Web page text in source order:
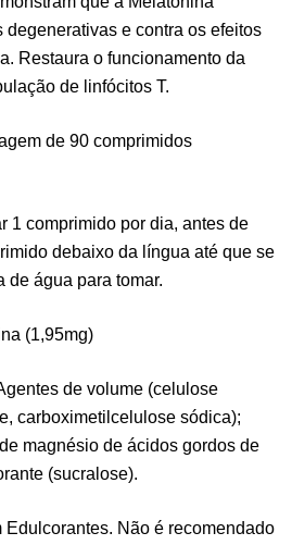
degenerativas e contra os efeitos
Restaura o funcionamento da
de linfócitos T.
de 90 comprimidos
1 comprimido por dia, antes de
debaixo da língua até que se
de água para tomar.
(1,95mg)
de volume (celulose
carboximetilcelulose sódica);
magnésio de ácidos gordos de
(sucralose).
Edulcorantes. Não é recomendado
270 G Ostrovit
Suplementos
,Suplementos
+ K2 90 Comprimidos Ostrovit